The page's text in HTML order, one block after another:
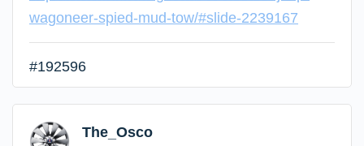
wagoneer-spied-mud-tow/#slide-2239167
#192596
The_Osco